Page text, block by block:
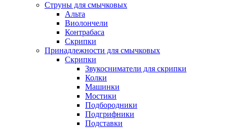
Струны для смычковых
Альта
Виолончели
Контрабаса
Скрипки
Принадлежности для смычковых
Скрипки
Звукосниматели для скрипки
Колки
Машинки
Мостики
Подбородники
Подгрифники
Подставки